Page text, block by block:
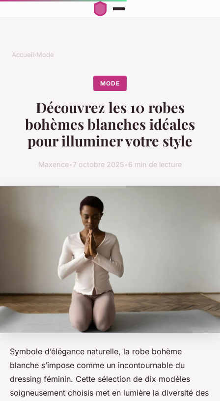
Accueil›Mode
MODE
Découvrez les 10 robes
bohèmes blanches idéales
pour illuminer votre style
Maxence•7 octobre 2025•6 min de lecture
Symbole d’élégance naturelle, la robe bohème
blanche s’impose comme un incontournable du
dressing féminin. Cette sélection de dix modèles
soigneusement choisis met en lumière la diversité des